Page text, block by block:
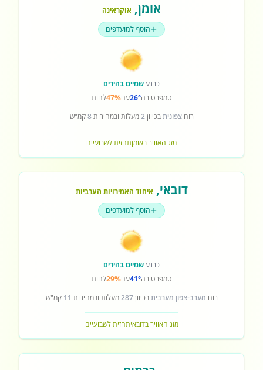
אומן, אוקראינה
הוסף למועדפים
כרגעשמיים בהירים
טמפרטורה26°עם47%לחות
רוחצפוניתבכיוון2מעלות ובמהירות8קמ"ש
מזג האוויר באומןתחזית לשבועיים
דובאי, איחוד האמירויות הערביות
הוסף למועדפים
כרגעשמיים בהירים
טמפרטורה41°עם29%לחות
רוח מערב-צפון מערביתבכיוון287מעלות ובמהירות 11 קמ"ש
מזג האוויר בדובאיתחזית לשבועיים